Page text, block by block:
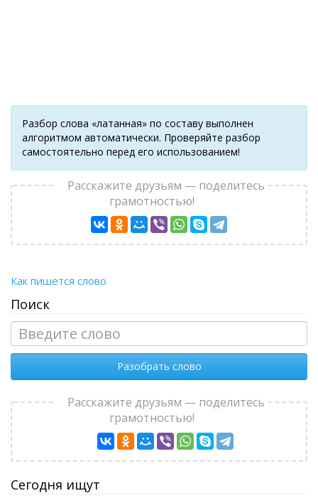
Разбор слова «латанная» по составу выполнен
алгоритмом автоматически. Проверяйте разбор
самостоятельно перед его использованием!
Расскажите друзьям — поделитесь
грамотностью!
Как пишется слово
Поиск
Разобрать слово
Расскажите друзьям — поделитесь
грамотностью!
Сегодня ищут